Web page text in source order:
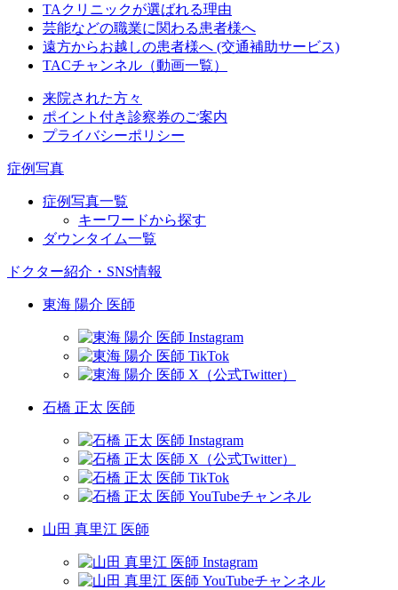
TAクリニックが選ばれる理由
芸能などの職業に関わる患者様へ
遠方からお越しの患者様へ (交通補助サービス)
TACチャンネル（動画一覧）
来院された方々
ポイント付き診察券のご案内
プライバシーポリシー
症例写真
症例写真一覧
キーワードから探す
ダウンタイム一覧
ドクター紹介・SNS情報
東海 陽介 医師
石橋 正太 医師
山田 真里江 医師